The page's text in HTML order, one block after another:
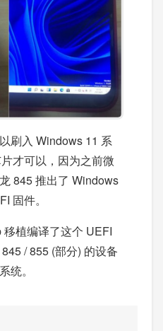
刷入 Windows 11 系
才可以，因为之前微
845 推出了 Windows
固件。
植编译了这个 UEFI
/ 855 (部分) 的设备
统。